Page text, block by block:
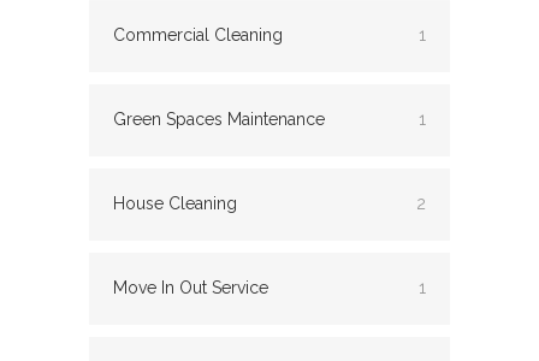
Commercial Cleaning 1
Green Spaces Maintenance 1
House Cleaning 2
Move In Out Service 1